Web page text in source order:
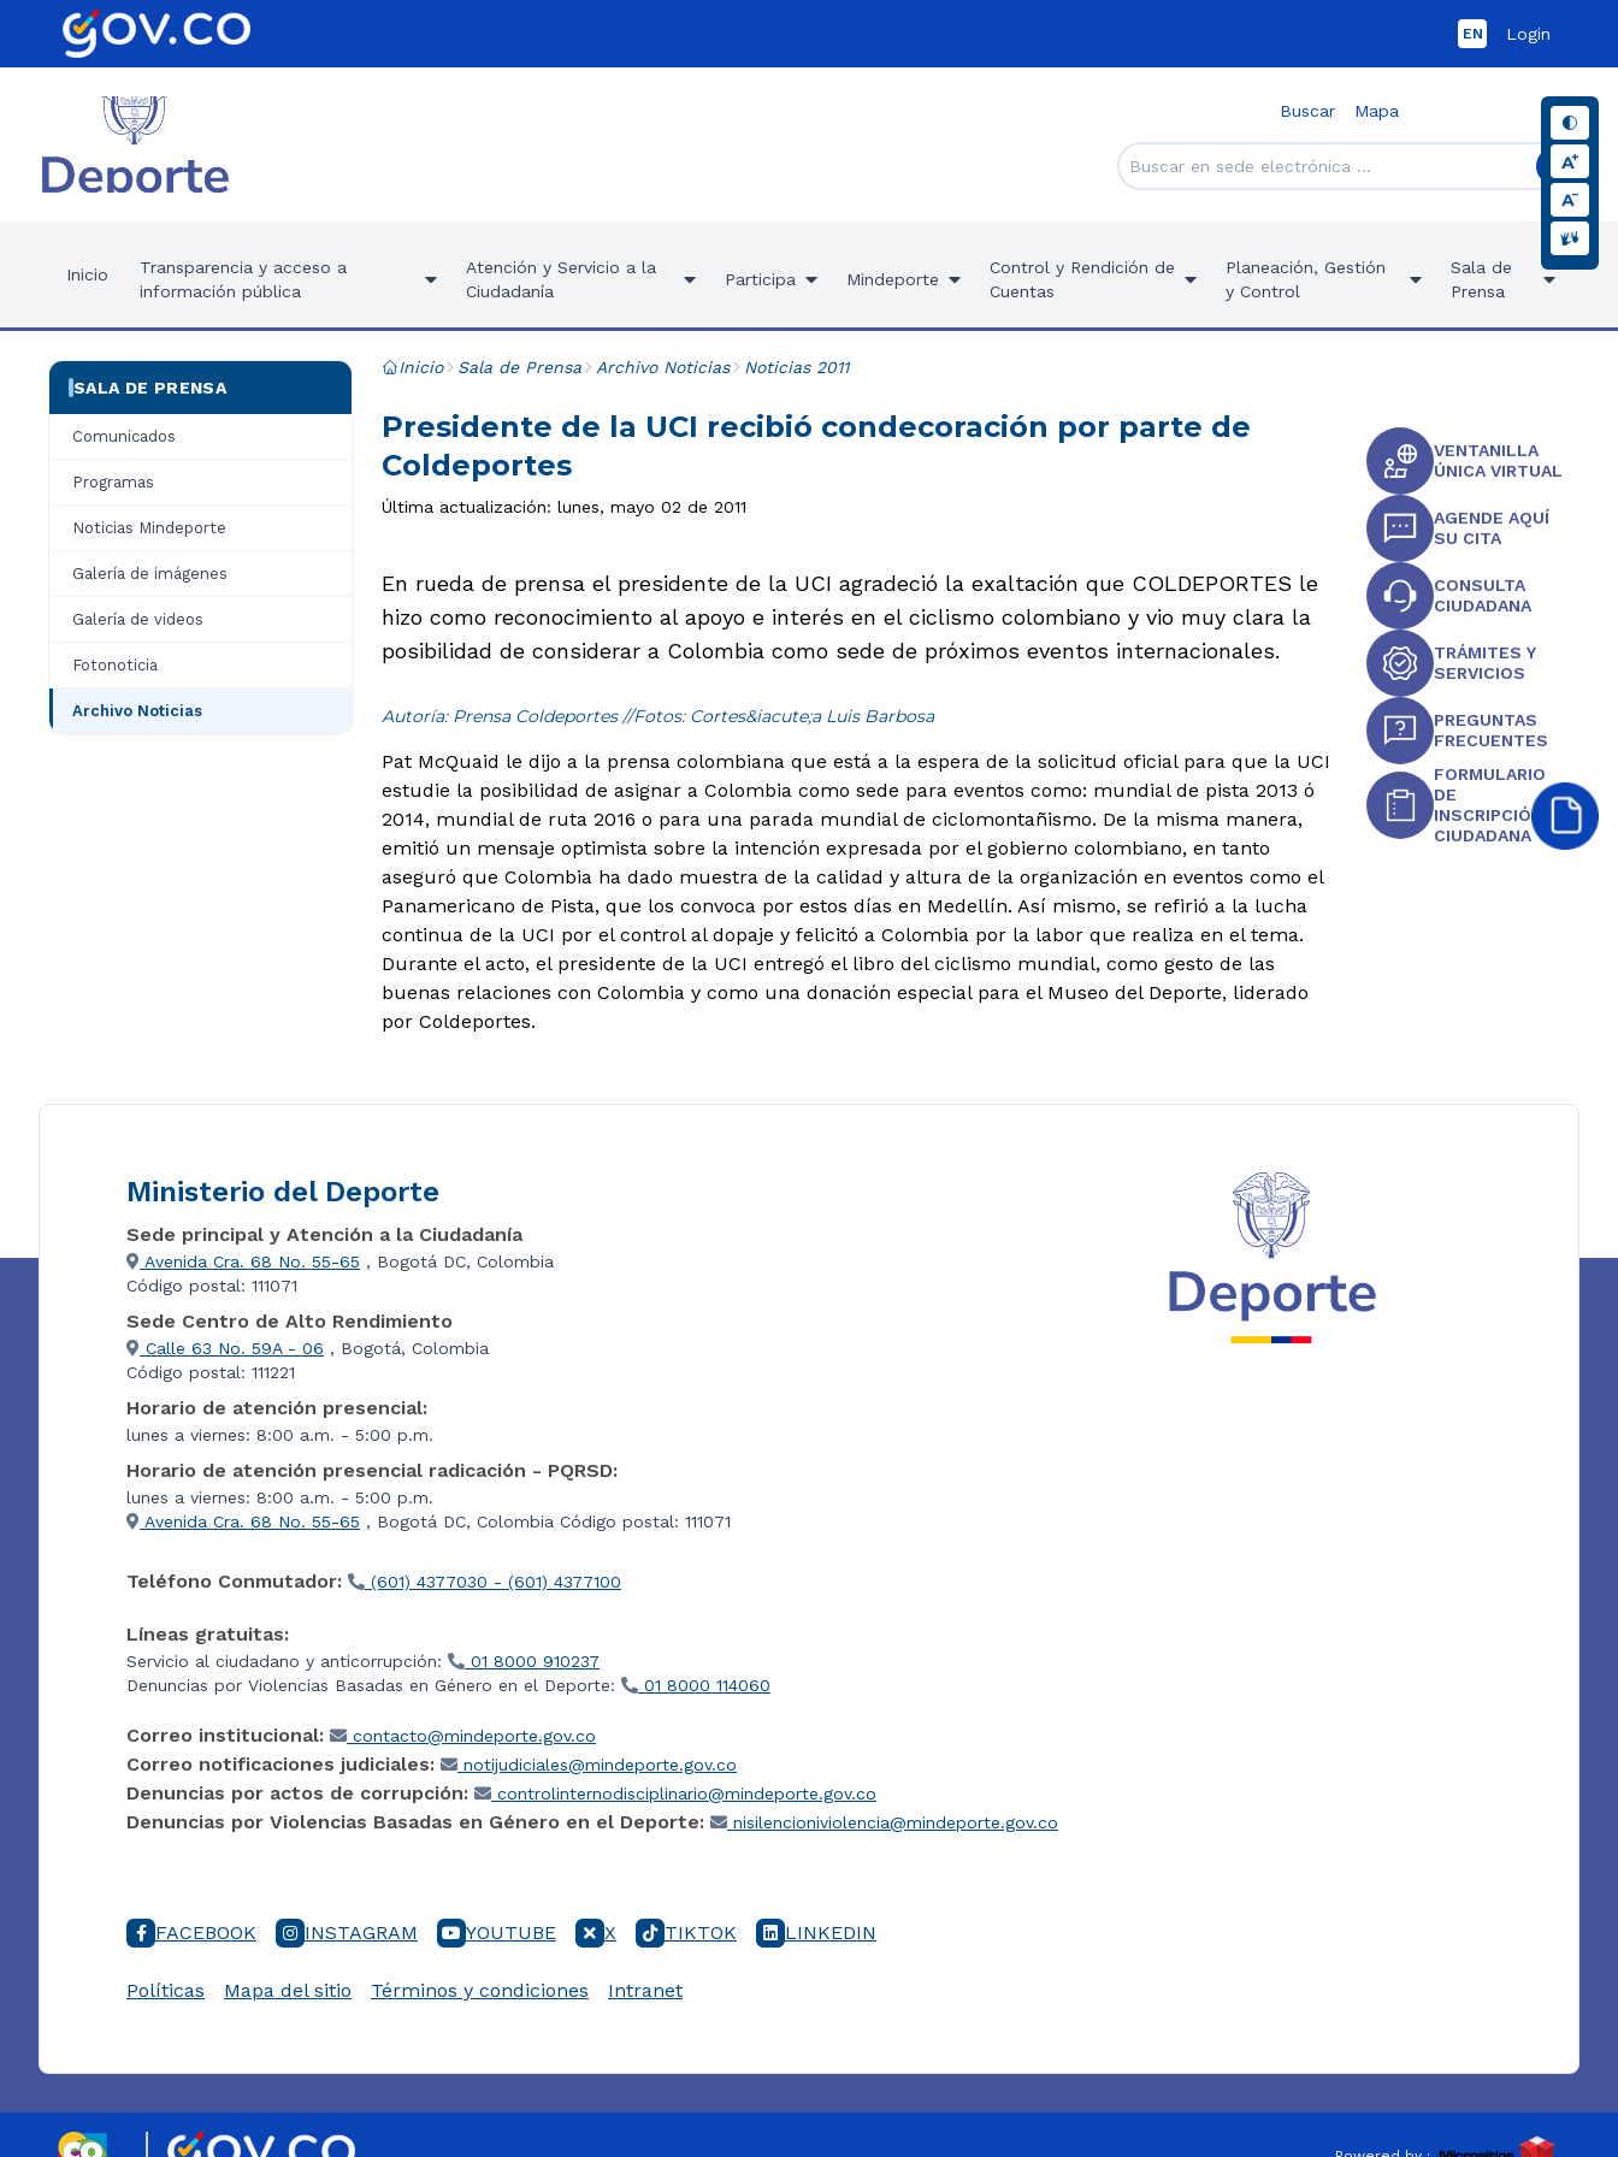
EN Login
Buscar Mapa
Inicio
Transparencia y acceso a
información pública
Atención y Servicio a la
Ciudadanía
Participa Mindeporte
Control y Rendición de
Cuentas
Planeación, Gestión
y Control
Sala de
Prensa
SALA DE PRENSA
Comunicados
Programas
Noticias Mindeporte
Galería de imágenes
Galería de videos
Fotonoticia
Archivo Noticias
Inicio Sala de Prensa Archivo Noticias Noticias 2011
Presidente de la UCI recibió condecoración por parte de
Coldeportes
Última actualización: lunes, mayo 02 de 2011
En rueda de prensa el presidente de la UCI agradeció la exaltación que COLDEPORTES le
hizo como reconocimiento al apoyo e interés en el ciclismo colombiano y vio muy clara la
posibilidad de considerar a Colombia como sede de próximos eventos internacionales.
Autoría: Prensa Coldeportes //Fotos: Cortes&iacute;a Luis Barbosa
Pat McQuaid le dijo a la prensa colombiana que está a la espera de la solicitud oficial para que la UCI
estudie la posibilidad de asignar a Colombia como sede para eventos como: mundial de pista 2013 ó
2014, mundial de ruta 2016 o para una parada mundial de ciclomontañismo. De la misma manera,
emitió un mensaje optimista sobre la intención expresada por el gobierno colombiano, en tanto
aseguró que Colombia ha dado muestra de la calidad y altura de la organización en eventos como el
Panamericano de Pista, que los convoca por estos días en Medellín. Así mismo, se refirió a la lucha
continua de la UCI por el control al dopaje y felicitó a Colombia por la labor que realiza en el tema.
Durante el acto, el presidente de la UCI entregó el libro del ciclismo mundial, como gesto de las
buenas relaciones con Colombia y como una donación especial para el Museo del Deporte, liderado
por Coldeportes.
VENTANILLA
ÚNICA VIRTUAL
AGENDE AQUÍ
SU CITA
CONSULTA
CIUDADANA
TRÁMITES Y
SERVICIOS
PREGUNTAS
FRECUENTES
FORMULARIO
DE
INSCRIPCIÓN
CIUDADANA
Ministerio del Deporte
Sede principal y Atención a la Ciudadanía
Avenida Cra. 68 No. 55-65 , Bogotá DC, Colombia
Código postal: 111071
Sede Centro de Alto Rendimiento
Calle 63 No. 59A - 06 , Bogotá, Colombia
Código postal: 111221
Horario de atención presencial:
lunes a viernes: 8:00 a.m. - 5:00 p.m.
Horario de atención presencial radicación - PQRSD:
lunes a viernes: 8:00 a.m. - 5:00 p.m.
Avenida Cra. 68 No. 55-65 , Bogotá DC, Colombia Código postal: 111071
Teléfono Conmutador: (601) 4377030 - (601) 4377100
Líneas gratuitas:
Servicio al ciudadano y anticorrupción:
01 8000 910237
Denuncias por Violencias Basadas en Género en el Deporte:
01 8000 114060
Correo institucional: contacto@mindeporte.gov.co
Correo notificaciones judiciales: notijudiciales@mindeporte.gov.co
Denuncias por actos de corrupción: controlinternodisciplinario@mindeporte.gov.co
Denuncias por Violencias Basadas en Género en el Deporte: nisilencioniviolencia@mindeporte.gov.co
FACEBOOK INSTAGRAM YOUTUBE X TIKTOK LINKEDIN
Políticas Mapa del sitio Términos y condiciones Intranet